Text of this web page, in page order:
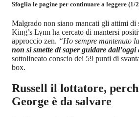
Sfoglia le pagine per continuare a leggere (1/
Malgrado non siano mancati gli attimi di
King’s Lynn ha cercato di mantersi
approccio zen. “Ho sempre mantenuto
non si smette di saper guidare
sottolineato conscio dei 59 punti di
box.
Russell il lottatore,
George è da salvare